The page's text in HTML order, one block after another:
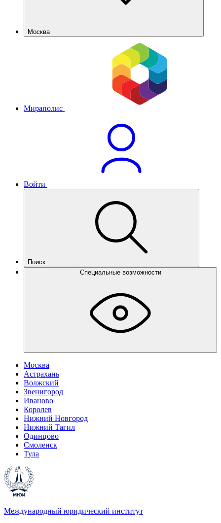
Москва
Мираполис
Войти
Поиск
Специальные возможности
Москва
Астрахань
Волжский
Звенигород
Иваново
Королев
Нижний Новгород
Нижний Тагил
Одинцово
Смоленск
Тула
Международный юридический институт